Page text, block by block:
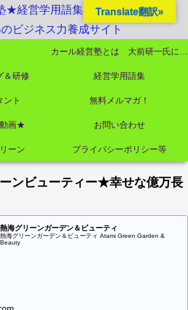
経営学用語集起業独立成功MBA
ビジネス力養成サイト
＆研修 経営学用語集
ント 無料メルマガ！
画★ お問い合わせ
ーン プライバシーポリシー等
ンビューティー★幸せな億万長
熱海グリーンガーデン＆ビューティ
熱海グリーンガーデン＆ビューティ Atami Green Garden &
Beauty
Translate翻訳»